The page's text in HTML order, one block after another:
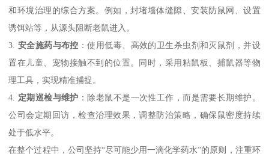
和环境治理的综合方案。例如，封堵墙体缝隙、安装防鼠网、设置
诱饵站等，从源头阻断老鼠进入。
3. 安全施药与布控 ：使用低毒、高效的卫生杀虫剂和灭鼠剂，并设
置在儿童、宠物接触不到的位置。同时，采用粘鼠板、捕鼠器等物
理工具，实现精准捕捉。
4. 定期巡检与维护 ：除老鼠不是一次性工作，而是需要长期维护。
公司会定期回访，检查治理效果，调整防治策略，确保鼠密度持续
处于低水平。
在整个过程中，公司坚持“尽可能少用一滴化学药水”的原则，注重环